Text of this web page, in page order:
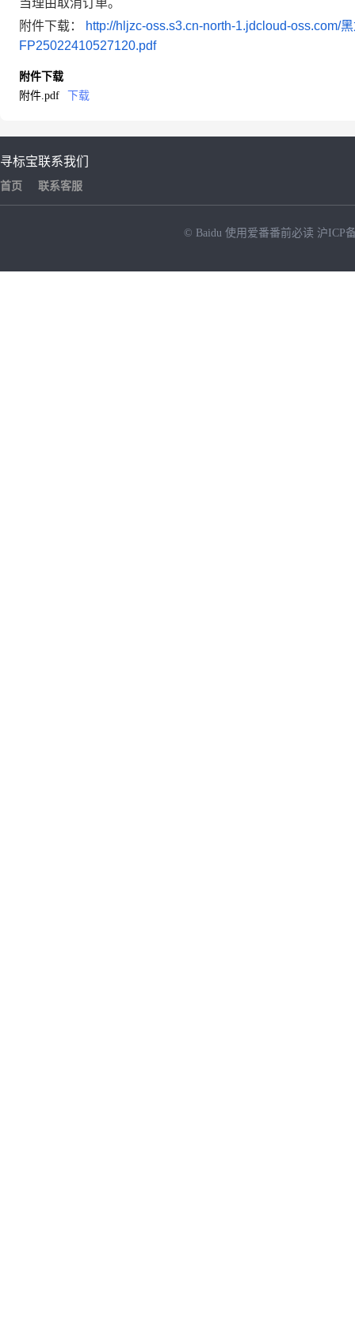
当理由取消订单。
附件下载：
http://hljzc-oss.s3.cn-north-1.jdcloud-oss.com/
FP25022410527120.pdf
附件下载
附件.pdf
下载
寻标宝
首页
联系我们
联系客服
© Baidu 使用爱番番前必读 沪ICP